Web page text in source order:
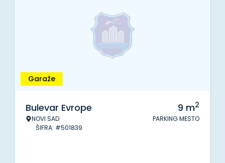
Garaže
Bulevar Evrope
NOVI SAD
ŠIFRA: #501839
9 m2
PARKING MESTO